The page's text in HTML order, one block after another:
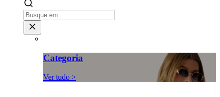
Categoria
Ver tudo >